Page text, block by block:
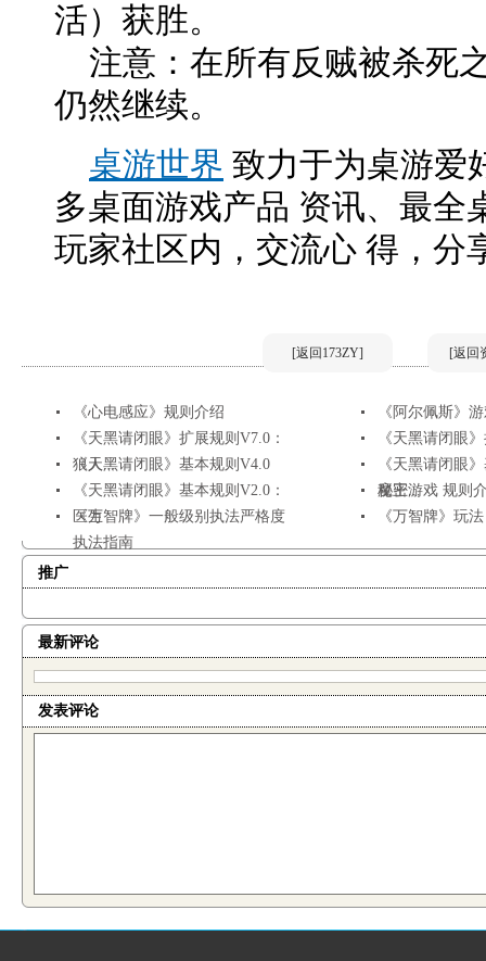
活）获胜。
注意：在所有反贼被杀死
仍然继续。
桌游世界 致力于为桌游爱
多桌面游戏产品 资讯、最全
玩家社区内，交流心 得，分
[返回173ZY] [返回
《心电感应》规则介绍
《阿尔佩斯》
《天黑请闭眼》扩展规则V7.0：
狼人...
《天黑请闭眼
《天黑请闭眼》基本规则V4.0
《天黑请闭眼
秘密...
《天黑请闭眼》基本规则V2.0：
医生
魔王游戏 规则
《万智牌》一般级别执法严格度
执法指南
《万智牌》玩法
推广
最新评论
发表评论